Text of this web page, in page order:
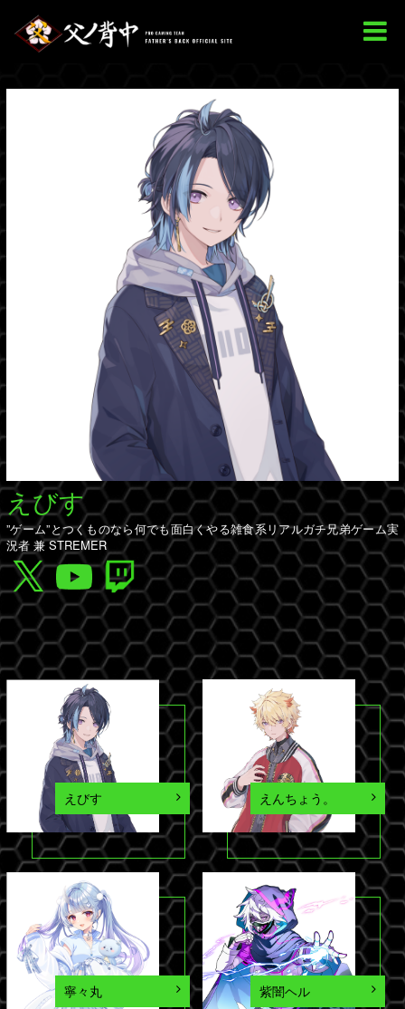
えびす
”ゲーム”とつくものなら何でも面白くやる雑食系リアルガチ兄弟ゲーム実
況者 兼 STREMER
えびす えんちょう。
寧々丸 紫闇ヘル